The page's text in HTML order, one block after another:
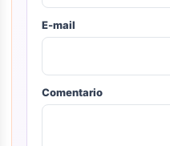
E-mail
Comentario